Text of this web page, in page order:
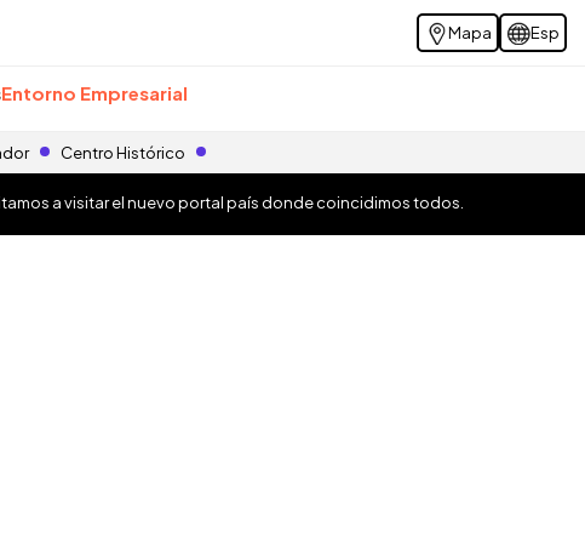
Mapa Esp
Entorno Empresarial
Centro Histórico
a visitar el nuevo portal país donde coincidimos todos.